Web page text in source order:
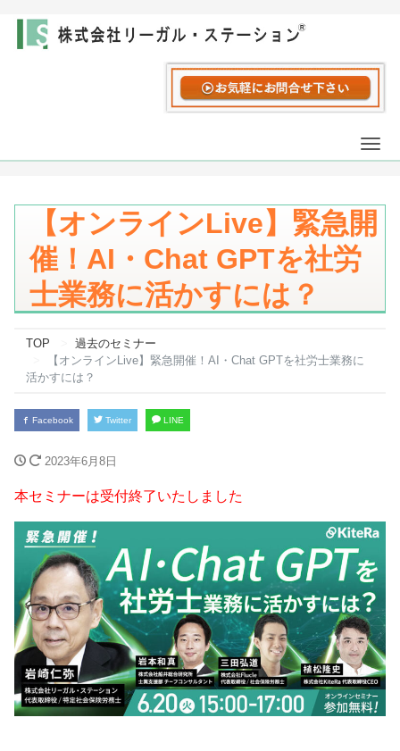
【オンラインLive】緊急開
催！AI・Chat GPTを社労
士業務に活かすには？
TOP
過去のセミナー
【オンラインLive】緊急開催！AI・Chat GPTを社労士業務に
活かすには？
Facebook Twitter LINE
2023年6月8日
本セミナーは受付終了いたしました